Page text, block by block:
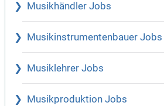
Musikhändler Jobs
Musikinstrumentenbauer Jobs
Musiklehrer Jobs
Musikproduktion Jobs